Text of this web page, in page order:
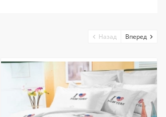
Назад Вперед